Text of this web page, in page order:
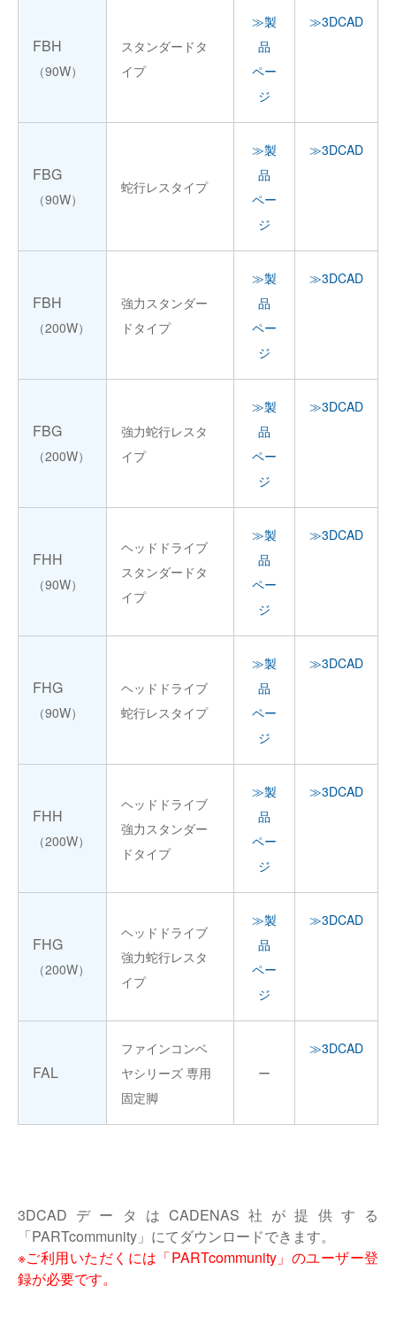
FBH
（90W）
スタンダードタ
イプ
≫製
品
ペー
ジ
≫3DCAD
FBG
（90W）
蛇行レスタイプ
≫製
品
ペー
ジ
≫3DCAD
FBH
（200W）
強力スタンダー
ドタイプ
≫製
品
ペー
ジ
≫3DCAD
FBG
（200W）
強力蛇行レスタ
イプ
≫製
品
ペー
ジ
≫3DCAD
FHH
（90W）
ヘッドドライブ
スタンダードタ
イプ
≫製
品
ペー
ジ
≫3DCAD
FHG
（90W）
ヘッドドライブ
蛇行レスタイプ
≫製
品
ペー
ジ
≫3DCAD
FHH
（200W）
ヘッドドライブ
強力スタンダー
ドタイプ
≫製
品
ペー
ジ
≫3DCAD
FHG
（200W）
ヘッドドライブ
強力蛇行レスタ
イプ
≫製
品
ペー
ジ
≫3DCAD
FAL
ファインコンベ
ヤシリーズ 専用
固定脚
ー
≫3DCAD
3DCADデータはCADENAS社が提供する
「PARTcommunity」にてダウンロードできます。
※ご利用いただくには「PARTcommunity」のユーザー登
録が必要です。